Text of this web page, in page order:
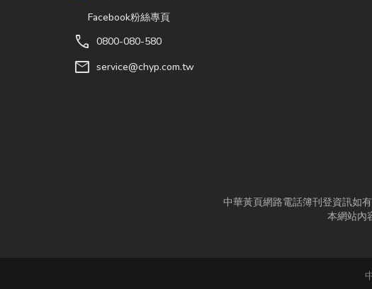
Facebook粉絲專頁
call 0800-080-580
mail service@chyp.com.tw
中華黃頁網路電話簿刊登資訊如
本網站內